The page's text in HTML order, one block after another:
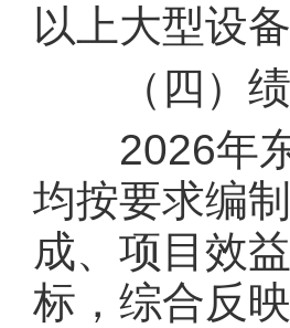
以上大型设
（四）绩
2026年东
均按要求编
成、项目效
标，综合反